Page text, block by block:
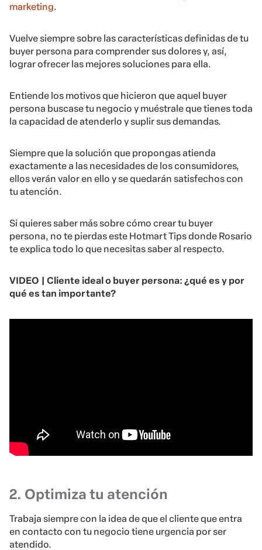
marketing.
Vuelve siempre sobre las características definidas de tu
buyer persona para comprender sus dolores y, así,
lograr ofrecer las mejores soluciones para ella.
Entiende los motivos que hicieron que aquel buyer
persona buscase tu negocio y muéstrale que tienes toda
la capacidad de atenderlo y suplir sus demandas.
Siempre que la solución que propongas atienda
exactamente a las necesidades de los consumidores,
ellos verán valor en ello y se quedarán satisfechos con
tu atención.
Si quieres saber más sobre cómo crear tu buyer
persona, no te pierdas este Hotmart Tips donde Rosario
te explica todo lo que necesitas saber al respecto.
VIDEO | Cliente ideal o buyer persona: ¿qué es y por
qué es tan importante?
2. Optimiza tu atención
Trabaja siempre con la idea de que el cliente que entra
en contacto con tu negocio tiene urgencia por ser
atendido.